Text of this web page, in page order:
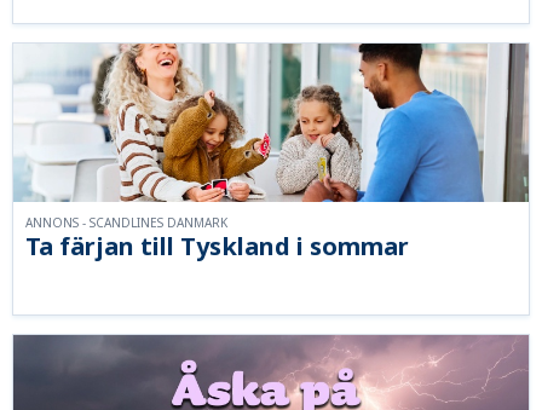
Ta färjan till Tyskland i sommar
ANNONS - SCANDLINES DANMARK